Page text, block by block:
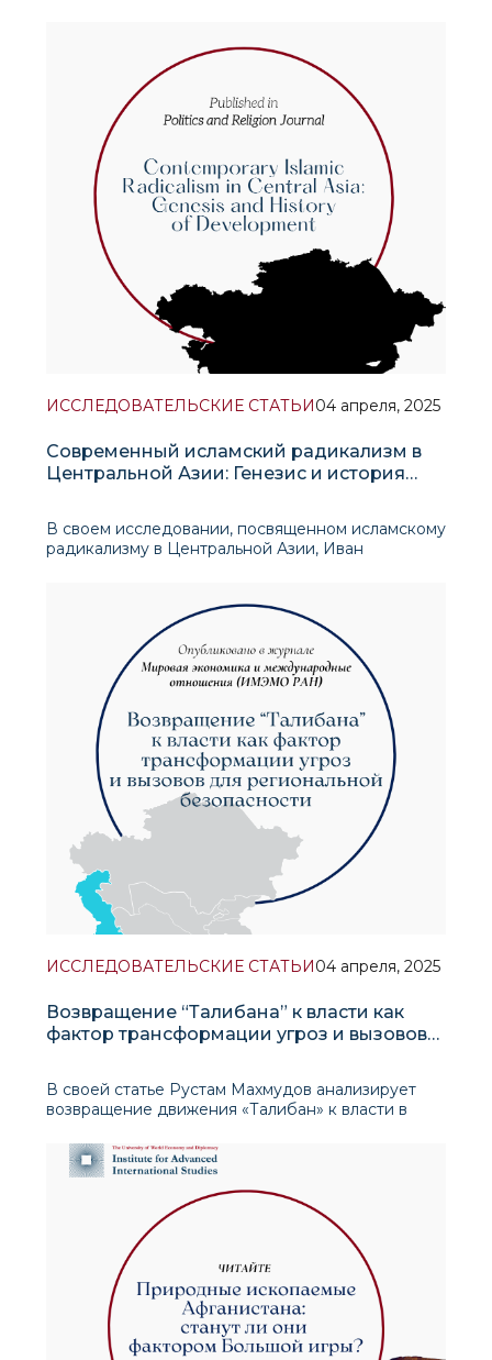
Европейской комиссии, отмечает, что зеленый
переход предполагает не просто
технологические инновации,
ИССЛЕДОВАТЕЛЬСКИЕ СТАТЬИ 04 апреля, 2025
Современный исламский радикализм в
Центральной Азии: Генезис и история
В своем исследовании, посвященном исламскому
радикализму в Центральной Азии, Иван
рассматривают историческую эволюцию,
закономерности и будущую траекторию
развития радикальны
ИССЛЕДОВАТЕЛЬСКИЕ СТАТЬИ 04 апреля, 2025
Возвращение “Талибана” к власти как
фактор трансформации угроз и вызовов
В своей статье Рустам Махмудов анализирует
возвращение движения «Талибан» к власти в
последствия и влияние на международные
отношения. Он подробно разбирает факторы,
способствовавшие стремительному падению
афганского пра